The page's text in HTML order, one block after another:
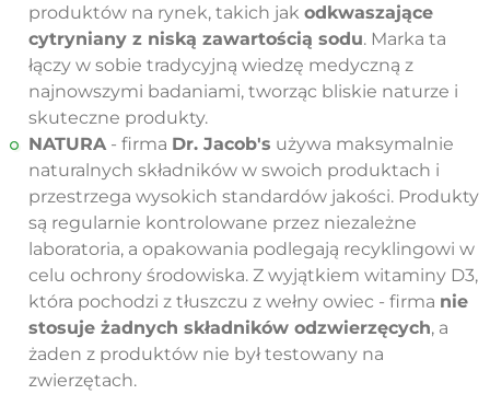
produktów na rynek, takich jak odkwaszające
cytryniany z niską zawartością sodu. Marka ta
łączy w sobie tradycyjną wiedzę medyczną z
najnowszymi badaniami, tworząc bliskie naturze i
skuteczne produkty.
NATURA - firma Dr. Jacob's używa maksymalnie
naturalnych składników w swoich produktach i
przestrzega wysokich standardów jakości. Produkty
są regularnie kontrolowane przez niezależne
laboratoria, a opakowania podlegają recyklingowi w
celu ochrony środowiska. Z wyjątkiem witaminy D3,
która pochodzi z tłuszczu z wełny owiec - firma nie
stosuje żadnych składników odzwierzęcych, a
żaden z produktów nie był testowany na
zwierzętach.